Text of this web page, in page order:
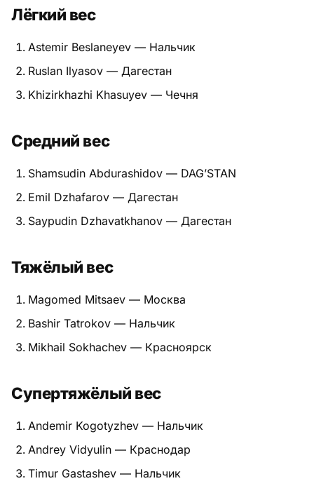
Мастера киокушинкай
Питание
Пояса
Растяжка и ОФП
Терминология
Техника и ката
Травмы
Тренировочный процесс
Турниры
Экипировка
Лёгкий вес
Astemir Beslaneyev — Нальчик
Ruslan Ilyasov — Дагестан
Khizirkhazhi Khasuyev — Чечня
Средний вес
Shamsudin Abdurashidov — DAG’STAN
Emil Dzhafarov — Дагестан
Saypudin Dzhavatkhanov — Дагестан
Тяжёлый вес
Magomed Mitsaev — Москва
Bashir Tatrokov — Нальчик
Mikhail Sokhachev — Красноярск
Супертяжёлый вес
Andemir Kogotyzhev — Нальчик
Andrey Vidyulin — Краснодар
Timur Gastashev — Нальчик